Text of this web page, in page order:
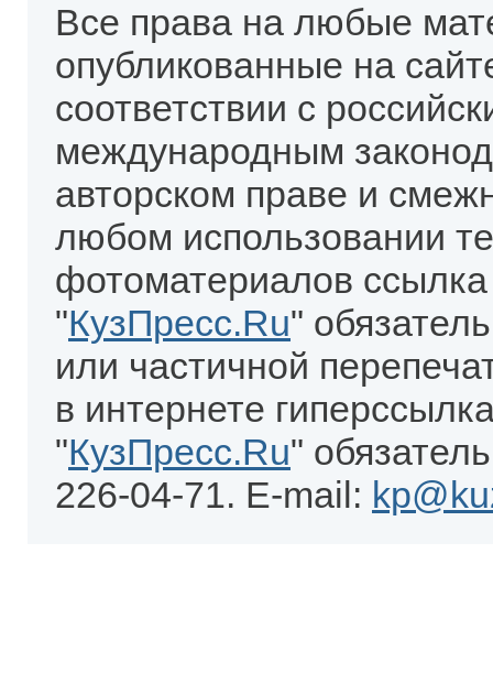
Все права на любые
опубликованные на
соответствии с
международным
авторском праве и
любом использовании
фотоматериалов
"КузПресс.Ru"
или частичной
в интернете
"КузПресс.Ru"
226-04-71. E-mail: